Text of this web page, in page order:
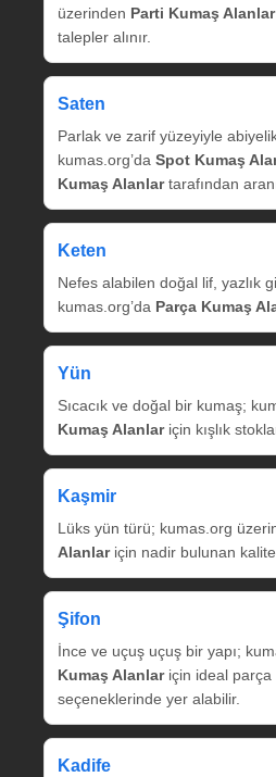
üzerinden Parti Kumaş Alanlar
talepler alınır.
Saten
Parlak ve zarif yüzeyiyle
kumas.org’da Spot Kumaş
Kumaş Alanlartarafından
Keten
Nefes alabilen doğal lif, yazlık
kumas.org’da Parça Kumaş
Yün
Sıcacık ve doğal bir kumaş;
Kumaş Alanlariçin kışlık
Kaşmir
Lüks yün türü; kumas.org
Alanlariçin nadir bulunan
Şifon
İnce ve uçuş uçuş bir yapı;
Kumaş Alanlariçin ideal parça
seçeneklerinde yer alabilir.
Kadife